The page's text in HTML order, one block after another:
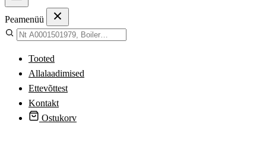
Peamenüü
Tooted
Allalaadimised
Ettevõttest
Kontakt
Ostukorv